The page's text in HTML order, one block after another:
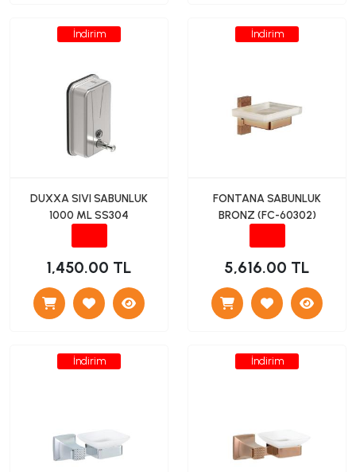
İndirim
DUXXA SIVI SABUNLUK
1000 ML SS304
1,450.00 TL
İndirim
FONTANA SABUNLUK
BRONZ (FC-60302)
5,616.00 TL
İndirim İndirim